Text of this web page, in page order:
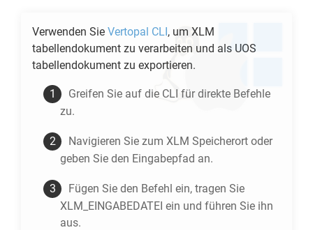
Verwenden Sie Vertopal CLI, um XLM
tabellendokument zu verarbeiten und als UOS
tabellendokument zu exportieren.
Greifen Sie auf die CLI für direkte Befehle
zu.
Navigieren Sie zum XLM Speicherort oder
geben Sie den Eingabepfad an.
Fügen Sie den Befehl ein, tragen Sie
XLM_EINGABEDATEI ein und führen Sie ihn
aus.